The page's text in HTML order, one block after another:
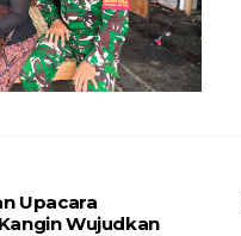
Upacara
Wujudkan